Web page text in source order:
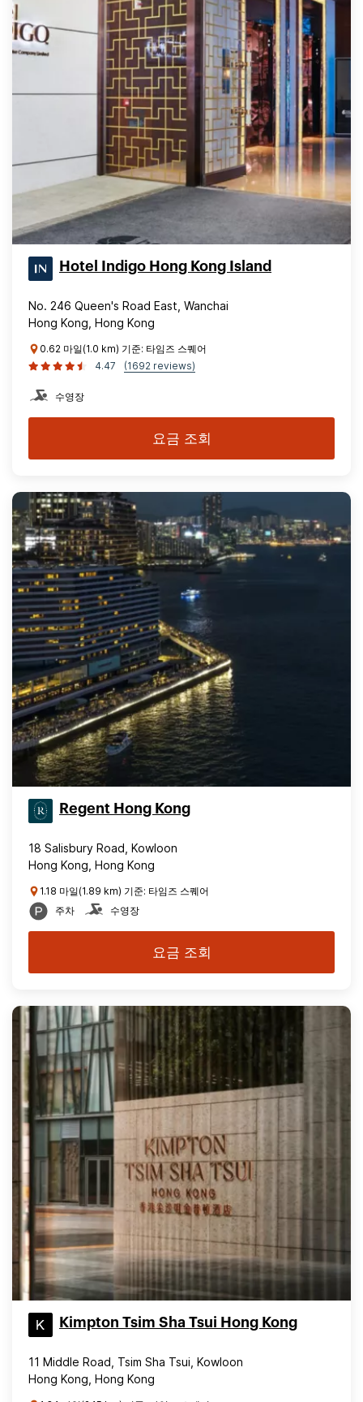
Hotel Indigo Hong Kong Island
No. 246 Queen's Road East, Wanchai
Hong Kong, Hong Kong
0.62 마일(1.0 km) 기준: 타임즈 스퀘어
4.47
(1692 reviews)
수영장
요금 조회
Regent Hong Kong
18 Salisbury Road, Kowloon
Hong Kong, Hong Kong
1.18 마일(1.89 km) 기준: 타임즈 스퀘어
주차
수영장
요금 조회
Kimpton Tsim Sha Tsui Hong Kong
11 Middle Road, Tsim Sha Tsui, Kowloon
Hong Kong, Hong Kong